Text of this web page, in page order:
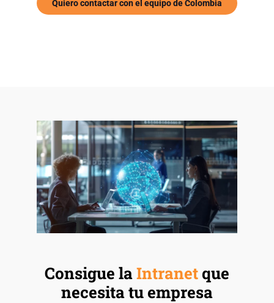
Quiero contactar con el equipo de Colombia
Consigue laIntranetque
necesita tu empresa